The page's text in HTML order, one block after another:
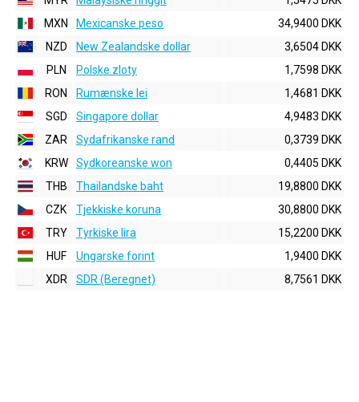
MXN
Mexicanske peso
34,9400 DKK
NZD
New Zealandske dollar
3,6504 DKK
PLN
Polske zloty
1,7598 DKK
RON
Rumænske lei
1,4681 DKK
SGD
Singapore dollar
4,9483 DKK
ZAR
Sydafrikanske rand
0,3739 DKK
KRW
Sydkoreanske won
0,4405 DKK
THB
Thailandske baht
19,8800 DKK
CZK
Tjekkiske koruna
30,8800 DKK
TRY
Tyrkiske lira
15,2200 DKK
HUF
Ungarske forint
1,9400 DKK
XDR
SDR (Beregnet) 8,7561 DKK